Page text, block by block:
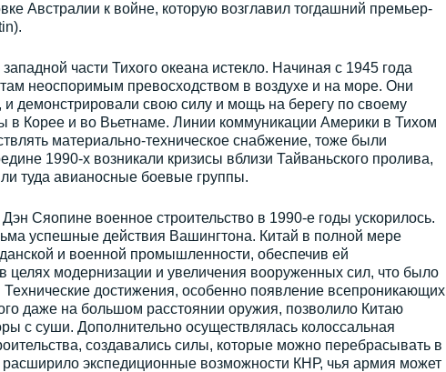
Австралии к войне, которую возглавил тогдашний премьер-
части Тихого океана истекло. Начиная с 1945 года
неоспоримым превосходством в воздухе и на море. Они
и демонстрировали свою силу и мощь на берегу по своему
в Корее и во Вьетнаме. Линии коммуникации Америки в Тихом
материально-техническое снабжение, тоже были
1990-х возникали кризисы вблизи Тайваньского пролива,
туда авианосные боевые группы.
Сяопине военное строительство в 1990-е годы ускорилось.
успешные действия Вашингтона. Китай в полной мере
и военной промышленности, обеспечив ей
модернизации и увеличения вооруженных сил, что было
Технические достижения, особенно появление всепроникающих
даже на большом расстоянии оружия, позволило Китаю
с суши. Дополнительно осуществлялась колоссальная
создавались силы, которые можно перебрасывать в
экспедиционные возможности КНР, чья армия может